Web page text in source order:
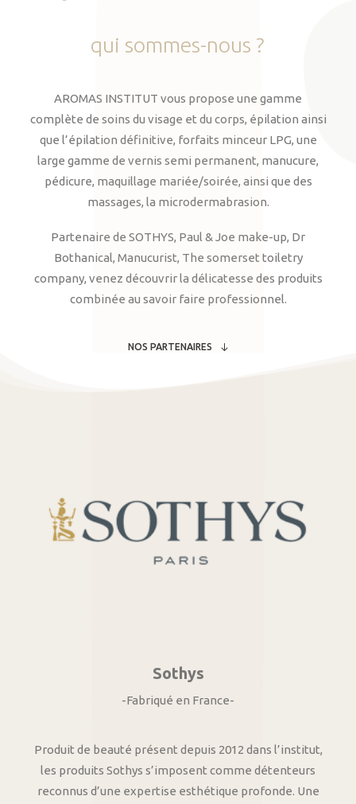
qui sommes-nous ?
AROMAS INSTITUT vous propose une gamme
complète de soins du visage et du corps, épilation ainsi
que l’épilation définitive, forfaits minceur LPG, une
large gamme de vernis semi permanent, manucure,
pédicure, maquillage mariée/soirée, ainsi que des
massages, la microdermabrasion.
Partenaire de SOTHYS, Paul & Joe make-up, Dr
Bothanical, Manucurist, The somerset toiletry
company, venez découvrir la délicatesse des produits
combinée au savoir faire professionnel.
NOS PARTENAIRES
Sothys
-Fabriqué en France-
Produit de beauté présent depuis 2012 dans l’institut,
les produits Sothys s’imposent comme détenteurs
reconnus d’une expertise esthétique profonde. Une